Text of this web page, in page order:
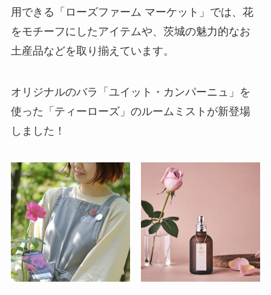
用できる「ローズファーム マーケット」では、花
をモチーフにしたアイテムや、茨城の魅力的なお
土産品などを取り揃えています。
オリジナルのバラ「ユイット・カンパーニュ」を
使った「ティーローズ」のルームミストが新登場
しました！